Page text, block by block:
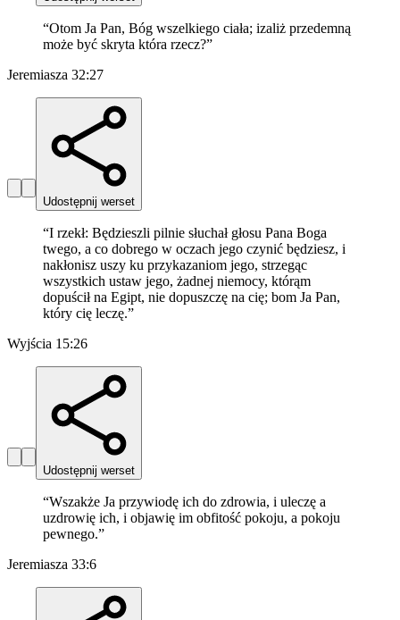
“Otom Ja Pan, Bóg wszelkiego ciała; izaliż przedemną
może być skryta która rzecz?”
Jeremiasza 32:27
Udostępnij werset
“I rzekł: Będzieszli pilnie słuchał głosu Pana Boga
twego, a co dobrego w oczach jego czynić będziesz, i
nakłonisz uszy ku przykazaniom jego, strzegąc
wszystkich ustaw jego, żadnej niemocy, którąm
dopuścił na Egipt, nie dopuszczę na cię; bom Ja Pan,
który cię leczę.”
Wyjścia 15:26
Udostępnij werset
“Wszakże Ja przywiodę ich do zdrowia, i uleczę a
uzdrowię ich, i objawię im obfitość pokoju, a pokoju
pewnego.”
Jeremiasza 33:6